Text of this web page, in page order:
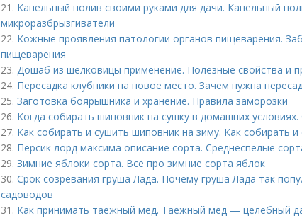
21. Капельный полив своими руками для дачи. Капельный
микроразбрызгиватели
22. Кожные проявления патологии органов пищеварения.
пищеварения
23. Дошаб из шелковицы применение. Полезные свойства и
24. Пересадка клубники на новое место. Зачем нужна
25. Заготовка боярышника и хранение. Правила заморозки
26. Когда собирать шиповник на сушку в домашних
27. Как собирать и сушить шиповник на зиму. Как собирать
28. Персик лорд максима описание сорта. Среднеспелые
29. Зимние яблоки сорта. Всё про зимние сорта яблок
30. Срок созревания груша Лада. Почему груша Лада так
садоводов
31. Как принимать таежный мед. Таежный мед — целебный